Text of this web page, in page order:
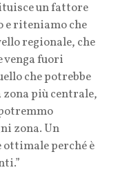
un fattore
e riteniamo che
regionale, che
venga fuori
che potrebbe
zona più centrale,
zona. Un
perché è